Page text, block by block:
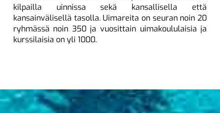
kilpailla uinnissa sekä kansallisella että
kansainvälisellä tasolla. Uimareita on seuran noin 20
ryhmässä noin 350 ja vuosittain uimakoululaisia ja
kurssilaisia on yli 1000.